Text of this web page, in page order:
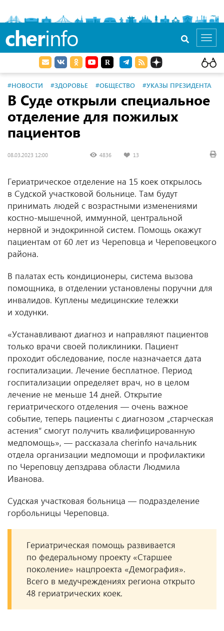
cherinfo
#НОВОСТИ #ЗДОРОВЬЕ #ОБЩЕСТВО #УКАЗЫ ПРЕЗИДЕНТА
В Суде открыли специальное
отделение для пожилых
пациентов
08.03.2023 12:00 4836 13
Гериатрическое отделение на 15 коек открылось
в Судской участковой больнице. Там будут
принимать людей с возрастными изменениями
костно-мышечной, иммунной, центральной
нервной и эндокринной систем. Помощь окажут
пациентам от 60 лет из Череповца и Череповецкого
района.
В палатах есть кондиционеры, система вызова
помощника, в отделении установлены поручни для
инвалидов. Куплены медицинские тележки
и ходунки.
«Устанавливают диагноз и направляют пациентов
только врачи своей поликлиники. Пациент
проходит обследование, после назначается дата
госпитализации. Лечение бесплатное. Период
госпитализации определяет врач, но в целом
лечение не меньше 14 дней. Открытие
гериатрического отделения — очень важное
событие, теперь пациенты с диагнозом „старческая
астения“ смогут получить квалифицированную
медпомощь», — рассказала cherinfo начальник
отдела организации медпомощи и профилактики
по Череповцу депздрава области Людмила
Иванова.
Судская участковая больница — подразделение
горбольницы Череповца.
Гериатрическая помощь развивается
по федеральному проекту «Старшее
поколение» нацпроекта «Демография».
Всего в медучреждениях региона открыто
48 гериатрических коек.